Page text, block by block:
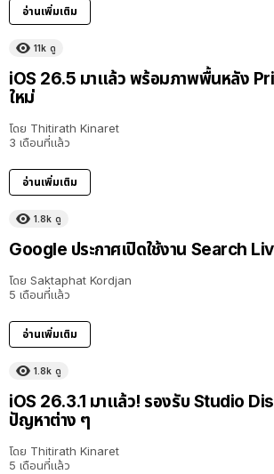
อ่านเพิ่มเติม
11k ดู
iOS 26.5 มาแล้ว พร้อมภาพพื้นหลัง
ใหม่
โดย Thitirath Kinaret
3 เดือนที่แล้ว
อ่านเพิ่มเติม
1.8k ดู
Google ประกาศเปิดใช้งาน Search
โดย Saktaphat Kordjan
5 เดือนที่แล้ว
อ่านเพิ่มเติม
1.8k ดู
iOS 26.3.1 มาแล้ว! รองรับ Studio
ปัญหาต่าง ๆ
โดย Thitirath Kinaret
5 เดือนที่แล้ว